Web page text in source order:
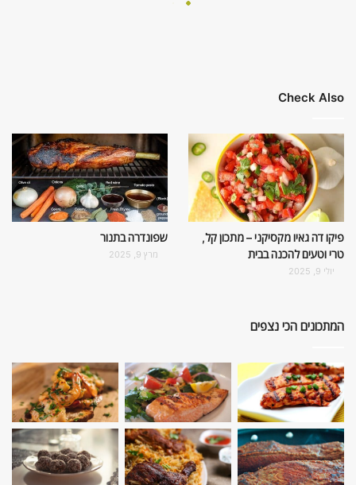
Check Also
פיקו דה גאיו מקסיקני – מתכון קל,
טרי וטעים להכנה בבית
יולי 9, 2025
שפונדרה בתנור
מרץ 9, 2025
המתכונים הכי נצפים